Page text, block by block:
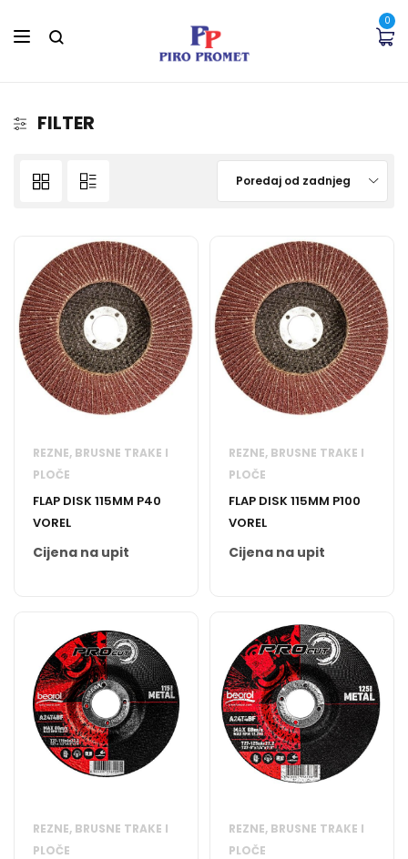
0
FILTER
Poredaj od zadnjeg
REZNE, BRUSNE TRAKE I
PLOČE
FLAP DISK 115MM P40
VOREL
Cijena na upit
REZNE, BRUSNE TRAKE I
PLOČE
FLAP DISK 115MM P100
VOREL
Cijena na upit
REZNE, BRUSNE TRAKE I
PLOČE
REZNE, BRUSNE TRAKE I
PLOČE